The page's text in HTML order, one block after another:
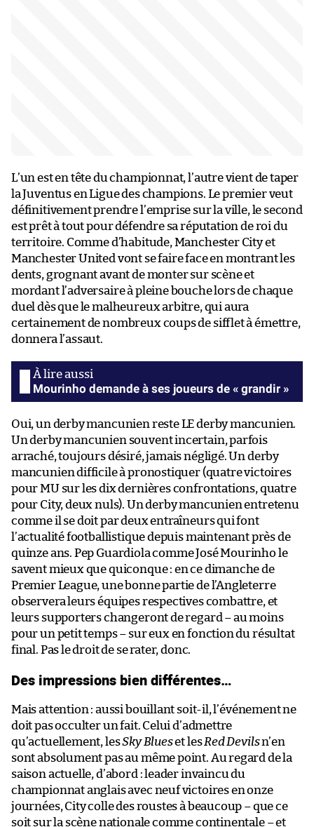
L’un est en tête du championnat, l’autre vient de taper
la Juventus en Ligue des champions. Le premier veut
définitivement prendre l’emprise sur la ville, le second
est prêt à tout pour défendre sa réputation de roi du
territoire. Comme d’habitude, Manchester City et
Manchester United vont se faire face en montrant les
dents, grognant avant de monter sur scène et
mordant l’adversaire à pleine bouche lors de chaque
duel dès que le malheureux arbitre, qui aura
certainement de nombreux coups de sifflet à émettre,
donnera l’assaut.
Mourinho demande à ses joueurs de « grandir »
Oui, un derby mancunien reste LE derby mancunien.
Un derby mancunien souvent incertain, parfois
arraché, toujours désiré, jamais négligé. Un derby
mancunien difficile à pronostiquer (quatre victoires
pour MU sur les dix dernières confrontations, quatre
pour City, deux nuls). Un derby mancunien entretenu
comme il se doit par deux entraîneurs qui font
l’actualité footballistique depuis maintenant près de
quinze ans. Pep Guardiola comme José Mourinho le
savent mieux que quiconque : en ce dimanche de
Premier League, une bonne partie de l’Angleterre
observera leurs équipes respectives combattre, et
leurs supporters changeront de regard – au moins
pour un petit temps – sur eux en fonction du résultat
final. Pas le droit de se rater, donc.
Des impressions bien différentes…
Mais attention : aussi bouillant soit-il, l’événement ne
doit pas occulter un fait. Celui d’admettre
qu’actuellement, lesSky Blueset lesRed Devilsn’en
sont absolument pas au même point. Au regard de la
saison actuelle, d’abord : leader invaincu du
championnat anglais avec neuf victoires en onze
journées, City colle des roustes à beaucoup – que ce
soit sur la scène nationale comme continentale – et